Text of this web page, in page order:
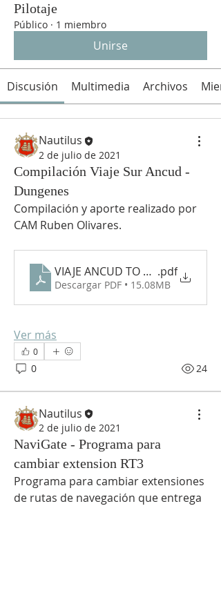
Pilotaje
Público · 1 miembro
Unirse
Discusión Multimedia Archivos
Nautilus
2 de julio de 2021
Compilación Viaje Sur Ancud -
Dungenes
Compilación y aporte realizado por
CAM Ruben Olivares.
VIAJE ANCUD TO DUNGENES
.pdf
Descargar PDF • 15.08MB
Ver más
0
0 24
Nautilus
2 de julio de 2021
NaviGate - Programa para
cambiar extension RT3
Programa para cambiar extensiones
de rutas de navegación que entrega
Acerca de
Comparte temas y/o experiencias